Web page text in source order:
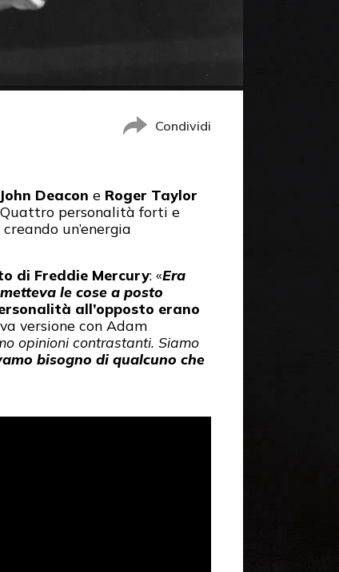
Condividi
Deacon e Roger Taylor
Quattro personalità forti e
un’energia
di Freddie Mercury: «Era
le cose a posto
all’opposto erano
versione con Adam
opinioni contrastanti. Siamo
bisogno di qualcuno che